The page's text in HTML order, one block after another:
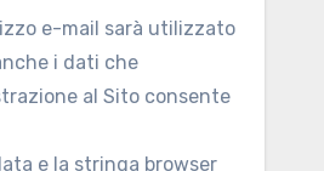
e-mail sarà utilizzato
i dati che
al Sito consente
e la stringa browser